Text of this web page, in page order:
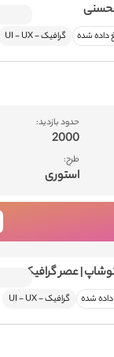
گرافیک - ‌UI - UX
حدود بازدید:
2000
طرح:
استوری
| عصر گرافیک
گرافیک - ‌UI - UX